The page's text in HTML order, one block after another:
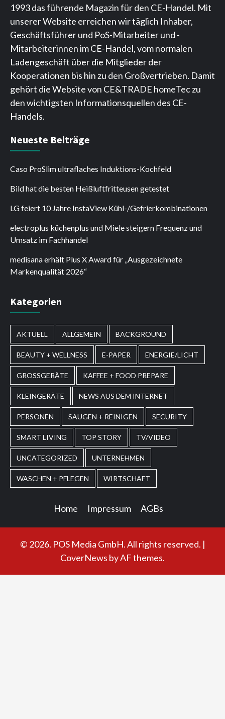
1993 das führende Magazin für den CE-Handel. Mit
unserer Website erreichen wir täglich Inhaber,
Geschäftsführer und PoS-Mitarbeiter und -
Mitarbeiterinnen im CE-Handel, vom normalen
Ladengeschäft über die Mitglieder der
Kooperationen bis hin zu den Großvertrieben. Damit
gehört die Website von CE&TRADE homeTec zu
den wichtigsten Informationsquellen des CE-
Handels.
Neueste Beiträge
Caso ProSlim ultraflaches Induktions-Kochfeld
Bild hat die besten Heißluftfritteusen getestet
LG feiert 10 Jahre InstaView Kühl-/Gefrierkombinationen
electroplus küchenplus und Miele steigern Frequenz und
Umsatz im Fachhandel
medisana erhält Plus X Award für „Ausgezeichnete
Markenqualität 2026“
Kategorien
AKTUELL ALLGEMEIN BACKGROUND
BEAUTY + WELLNESS E-PAPER ENERGIE/LICHT
GROSSGERÄTE KAFFEE + FOOD PREPARE
KLEINGERÄTE NEWS AUS DEM INTERNET
PERSONEN SAUGEN + REINIGEN SECURITY
SMART LIVING TOP STORY TV/VIDEO
UNCATEGORIZED UNTERNEHMEN
WASCHEN + PFLEGEN WIRTSCHAFT
Home Impressum AGBs
© 2026. POS Media GmbH. All rights reserved. |
CoverNews by AF themes.